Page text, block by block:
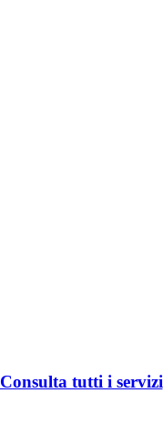
Consulta tutti i servizi